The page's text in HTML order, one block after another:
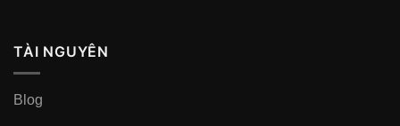
TÀI NGUYÊN
Blog